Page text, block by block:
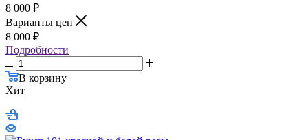
8 000 ₽
Варианты цен
8 000 ₽
Подробности
В корзину
Хит